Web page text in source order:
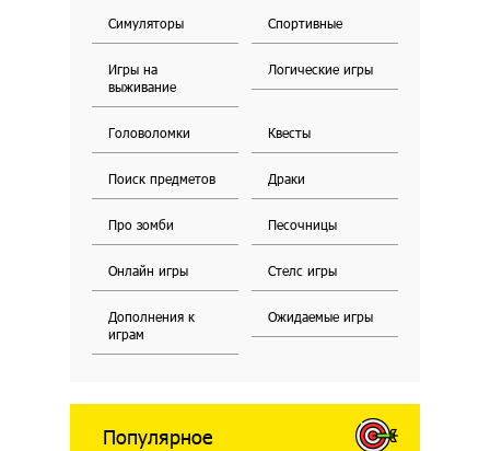
Симуляторы Спортивные
Игры на
выживание
Логические игры
Головоломки Квесты
Поиск предметов Драки
Про зомби Песочницы
Онлайн игры Стелс игры
Дополнения к
играм
Ожидаемые игры
Популярное